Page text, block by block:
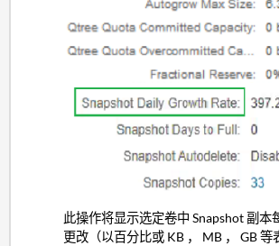
此操作将显示选定卷中 Snapshot 副本
更改（以百分比或 KB ， MB ， GB 等